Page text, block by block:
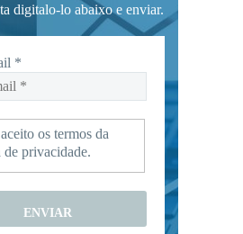
digitalo-lo abaixo e enviar.
*
os termos da
privacidade.